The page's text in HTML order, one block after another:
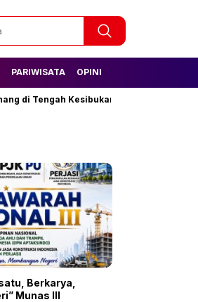
PARIWISATA OPINI
Kesibukan Tak Lagi Kesulitan
Berkarya,
Munas III